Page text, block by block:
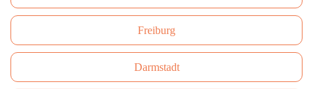
Freiburg
Darmstadt